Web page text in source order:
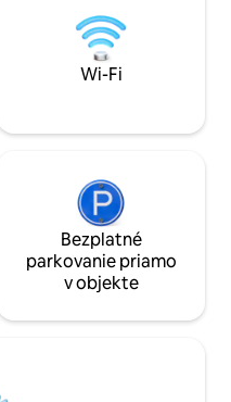
son
se
mar. En
dos
de
zavezie vás na
na vlakové
tu je jedinečný
Wi-Fi
Bezplatné
parkovanie priamo
v objekte